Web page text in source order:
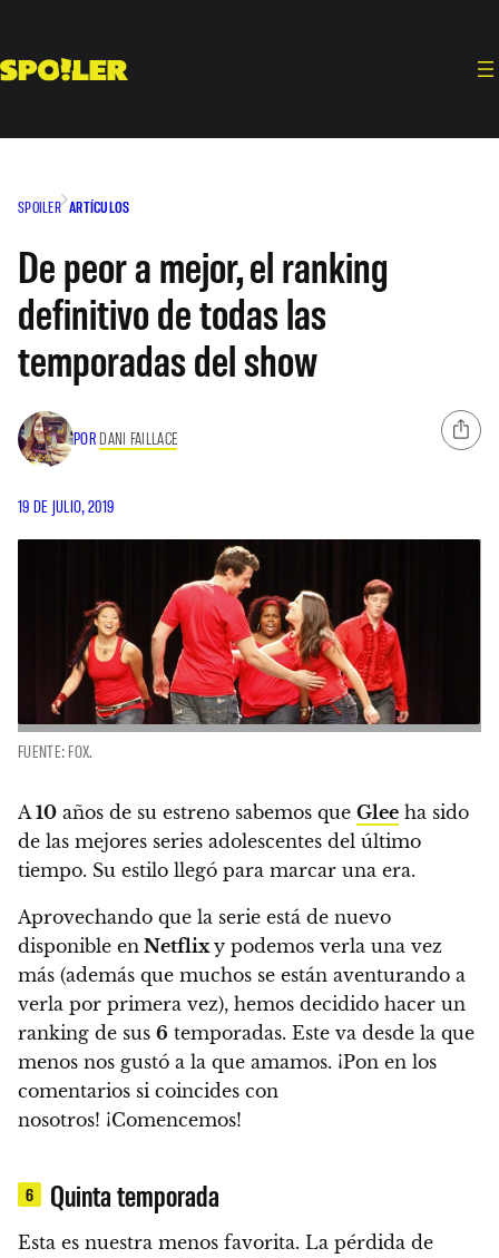
contenido
SPOILER ARTÍCULOS
De peor a mejor, el ranking
definitivo de todas las
temporadas del show
POR DANI FAILLACE
19 DE JULIO, 2019
FUENTE: FOX.
A 10 años de su estreno sabemos que Glee ha sido
de las mejores series adolescentes del último
tiempo. Su estilo llegó para marcar una era.
Aprovechando que la serie está de nuevo
disponible en Netflix y podemos verla una vez
más (además que muchos se están aventurando a
verla por primera vez), hemos decidido hacer un
ranking de sus 6 temporadas. Este va desde la que
menos nos gustó a la que amamos. ¡Pon en los
comentarios si coincides con
nosotros! ¡Comencemos!
6 Quinta temporada
Esta es nuestra menos favorita. La pérdida de